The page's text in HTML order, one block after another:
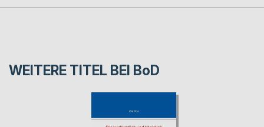
WEITERE TITEL BEI BoD